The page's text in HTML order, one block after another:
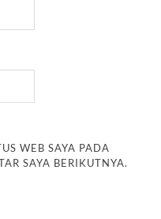
WEB SAYA PADA
SAYA BERIKUTNYA.